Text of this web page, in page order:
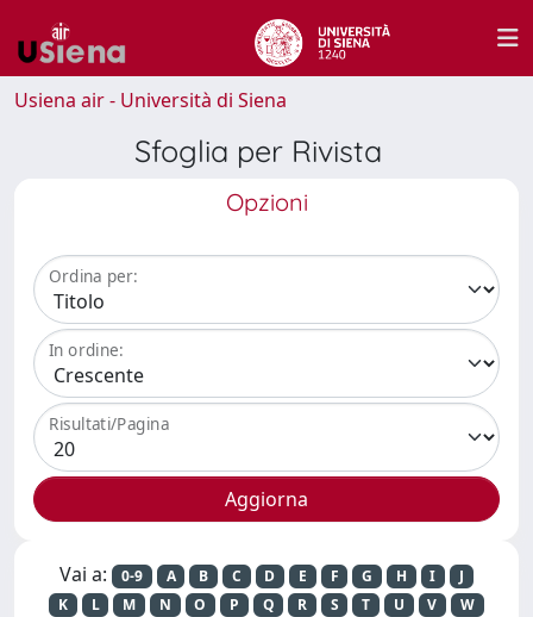
Usiena air - Università di Siena
Sfoglia per Rivista
Opzioni
Ordina per:
In ordine:
Risultati/Pagina
Vai a: 0-9 A B C D E F G H I
J
K
L M N O P Q R S T U V
W